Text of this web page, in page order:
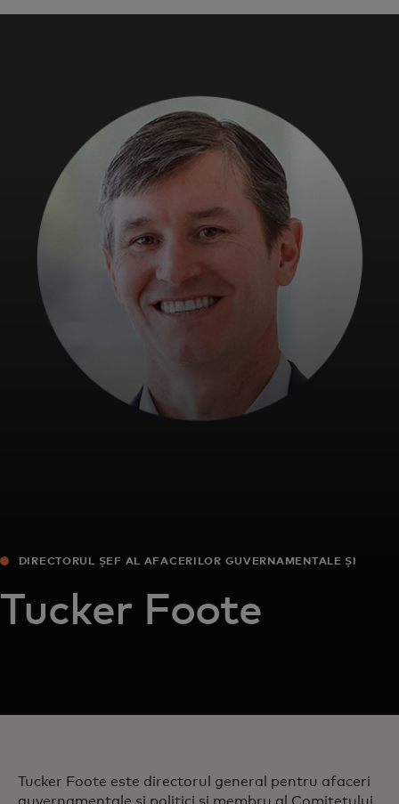
Pentru întreaga lume
Pentru inovatori
Știri și tendințe
DIRECTORUL ȘEF AL AFACERILOR GUVERNAMENTALE ȘI
Tucker Foote
Tucker Foote este directorul general pentru afaceri